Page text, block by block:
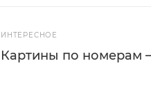
ИНТЕРЕСНОЕ
Картины по номерам –